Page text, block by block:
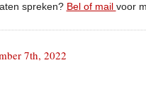
spreken? Bel of mail voor
7th, 2022